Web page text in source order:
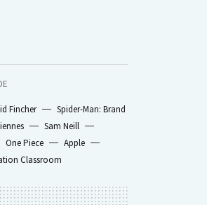
Fincher
Spider-Man: Brand
Sam Neill
One Piece
Apple
Classroom